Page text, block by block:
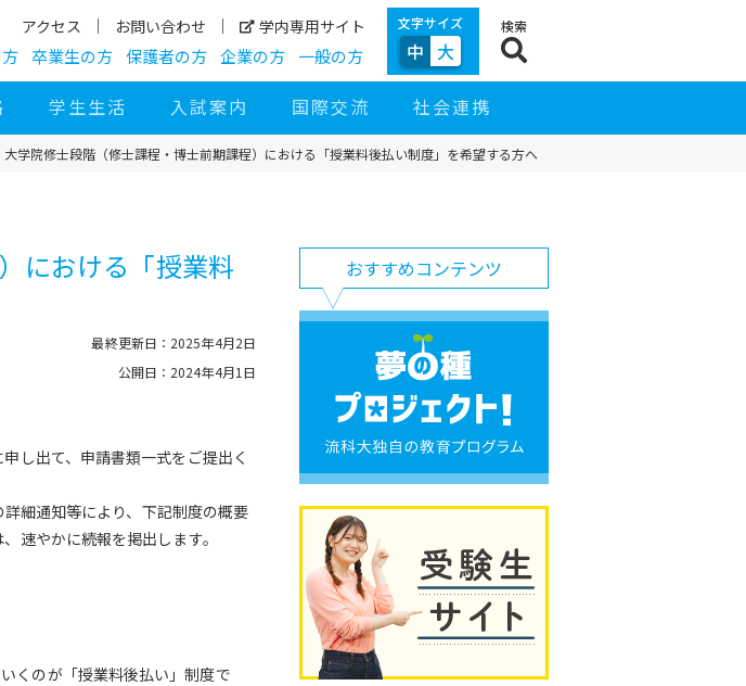
アクセス お問い合わせ 学内専用サイト
卒業生の方 保護者の方 企業の方 一般の方
文字サイズ
中 大
検索
学生生活 入試案内 国際交流 社会連携
大学院修士段階（修士課程・博士前期課程）における「授業料後払い制度」を希望する方へ
における「授業料
最終更新日：2025年4月2日
公開日：2024年4月1日
し出て、申請書類一式をご提出く
細通知等により、下記制度の概要
速やかに続報を掲出します。
くのが「授業料後払い」制度で
イ
ビ
ゲ
ー
サ
ト
ビ
お
す
コ
おすすめコンテンツ
夢
ト！
科
大
自
プ
ロ
グ
ラ
受
イ
ト